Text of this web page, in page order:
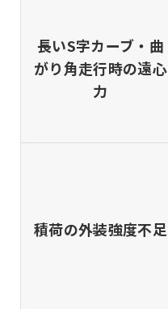
長いS字カーブ・曲
がり角走行時の遠心
力
積荷の外装強度不足